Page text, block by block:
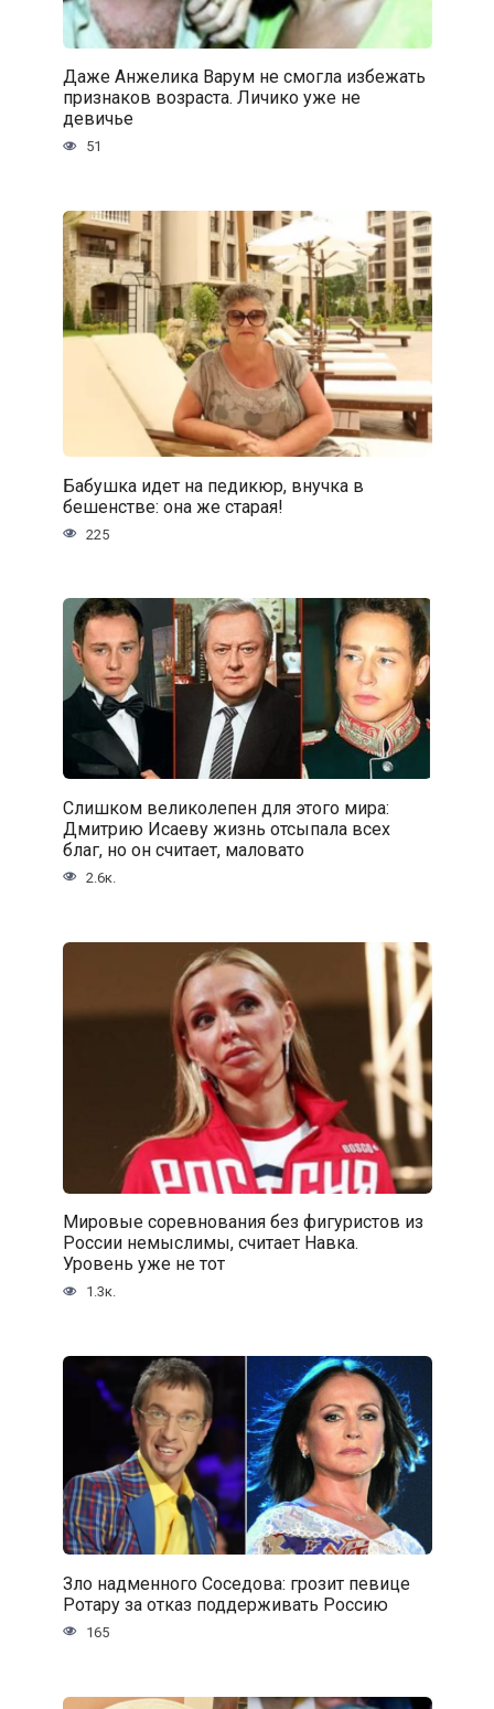
Даже Анжелика Варум не смогла избежать
признаков возраста. Личико уже не
девичье
51
Бабушка идет на педикюр, внучка в
бешенстве: она же старая!
225
Слишком великолепен для этого мира:
Дмитрию Исаеву жизнь отсыпала всех
благ, но он считает, маловато
2.6к.
Мировые соревнования без фигуристов из
России немыслимы, считает Навка.
Уровень уже не тот
1.3к.
Зло надменного Соседова: грозит певице
Ротару за отказ поддерживать Россию
165